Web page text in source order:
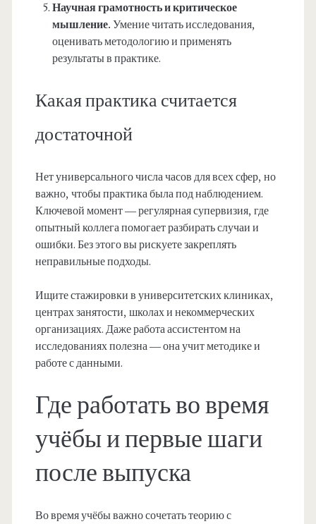
Научная грамотность и критическое
мышление. Умение читать исследования,
оценивать методологию и применять
результаты в практике.
Какая практика считается
достаточной
Нет универсального числа часов для всех сфер, но
важно, чтобы практика была под наблюдением.
Ключевой момент — регулярная супервизия, где
опытный коллега помогает разбирать случаи и
ошибки. Без этого вы рискуете закреплять
неправильные подходы.
Ищите стажировки в университетских клиниках,
центрах занятости, школах и некоммерческих
организациях. Даже работа ассистентом на
исследованиях полезна — она учит методике и
работе с данными.
Где работать во время
учёбы и первые шаги
после выпуска
Во время учёбы важно сочетать теорию с